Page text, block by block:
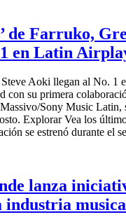
de Farruko,
en Latin
Aoki llegan al No. 1
con su primera
Sony Music Latin,
Explorar Vea los
se estrenó durante el
lanza
industria